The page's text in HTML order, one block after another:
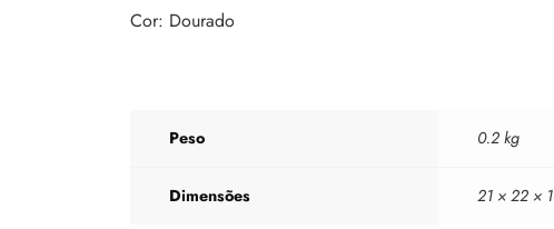
Cor: Dourado
Peso 0.2 kg
Dimensões 21 × 22 ×